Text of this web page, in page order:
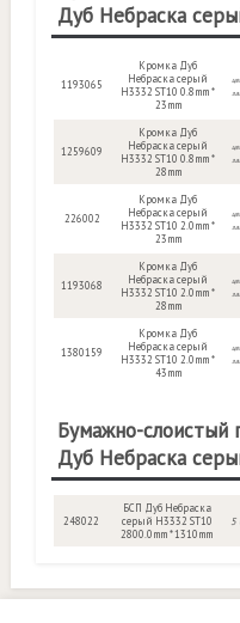
Дуб Небраска
1193065
Кромка Дуб
Небраска серый
H3332 ST10 0.8mm *
23mm
1259609
Кромка Дуб
Небраска серый
H3332 ST10 0.8mm *
28mm
226002
Кромка Дуб
Небраска серый
H3332 ST10 2.0mm *
23mm
1193068
Кромка Дуб
Небраска серый
H3332 ST10 2.0mm *
28mm
1380159
Кромка Дуб
Небраска серый
H3332 ST10 2.0mm *
43mm
Бумажно-слоистый
Дуб Небраска
248022
БСП Дуб Небраска
серый H3332 ST10
2800.0mm * 1310mm
5